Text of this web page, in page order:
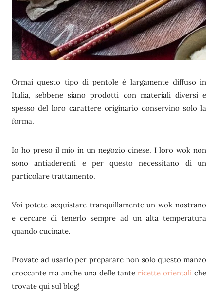
Ormai questo tipo di pentole è largamente diffuso in
Italia, sebbene siano prodotti con materiali diversi e
spesso del loro carattere originario conservino solo la
forma.
Io ho preso il mio in un negozio cinese. I loro wok non
sono antiaderenti e per questo necessitano di un
particolare trattamento.
Voi potete acquistare tranquillamente un wok nostrano
e cercare di tenerlo sempre ad un alta temperatura
quando cucinate.
Provate ad usarlo per preparare non solo questo manzo
croccante ma anche una delle tante ricette orientali che
trovate qui sul blog!